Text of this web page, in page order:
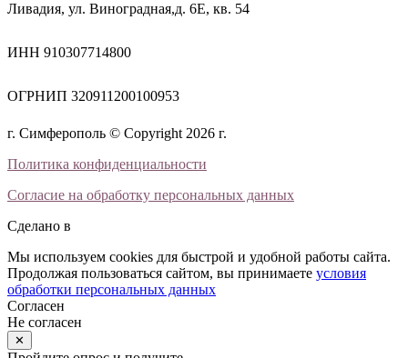
Ливадия, ул. Виноградная,д. 6Е, кв. 54
ИНН 910307714800
ОГРНИП 320911200100953
г. Симферополь © Copyright 2026 г.
Политика конфиденциальности
Согласие на обработку персональных данных
Сделано в
Мы используем cookies для быстрой и удобной работы сайта.
Продолжая пользоваться сайтом, вы принимаете условия
обработки персональных данных
Согласен
Не согласен
✕